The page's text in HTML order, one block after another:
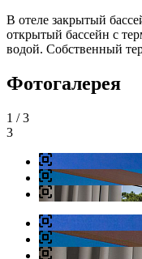
В отеле закрытый
открытый бассейн с
водой. Собственный
Фотогалерея
1 / 3
3